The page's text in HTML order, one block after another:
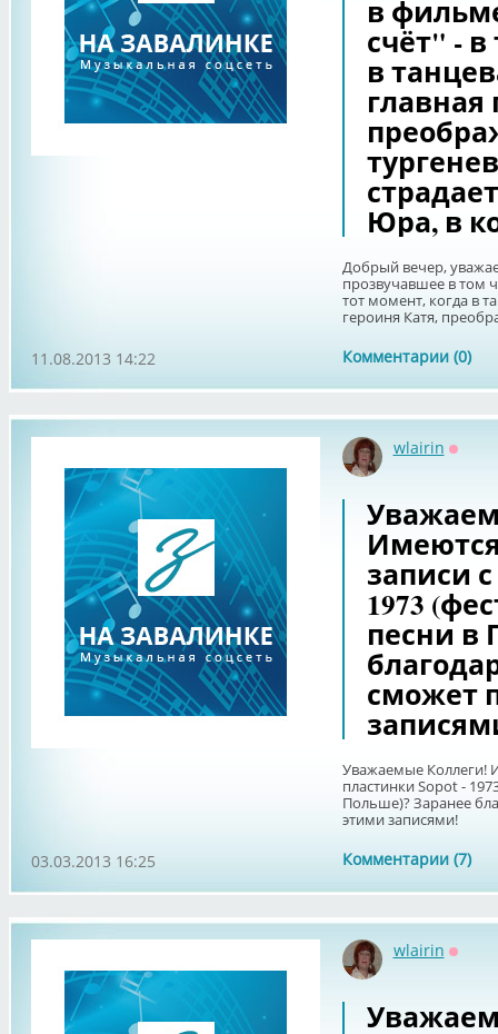
в
счёт" -
в
главная
Юра, в
Добрый вечер,
прозвучавшее в том
тот момент, когда в
героиня Катя,
Комментарии (0)
11.08.2013 14:22
wlairin
записи
1973
песни в
сможет
Уважаемые Коллеги!
пластинки Sopot -
Польше)? Заранее
этими записями!
Комментарии (7)
03.03.2013 16:25
wlairin